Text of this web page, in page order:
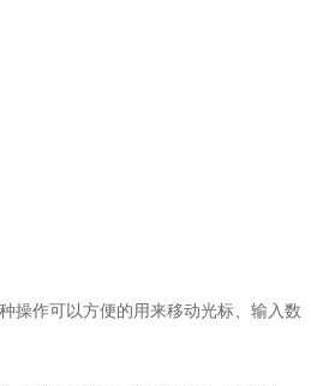
操作可以方便的用来移动光标、输入数